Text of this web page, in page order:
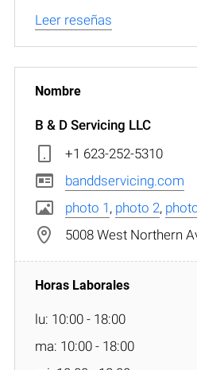
Leer reseñas
B & D Servicing LLC
+1 623-252-5310
banddservicing.com
photo 1 , photo 2,
5008 West Northern
lu: 10:00 - 18:00
ma: 10:00 - 18:00